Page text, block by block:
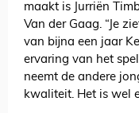
maakt is Jurriën
Van der Gaag. “Je
van bijna een jaar
ervaring van het
neemt de andere
kwaliteit. Het is wel